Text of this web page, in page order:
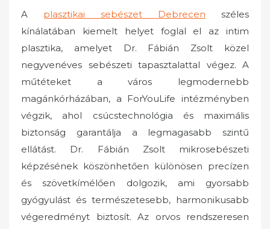
A plasztikai sebészet Debrecen széles
kínálatában kiemelt helyet foglal el az intim
plasztika, amelyet Dr. Fábián Zsolt közel
negyvenéves sebészeti tapasztalattal végez. A
műtéteket a város legmodernebb
magánkórházában, a ForYouLife intézményben
végzik, ahol csúcstechnológia és maximális
biztonság garantálja a legmagasabb szintű
ellátást. Dr. Fábián Zsolt mikrosebészeti
képzésének köszönhetően különösen precízen
és szövetkímélően dolgozik, ami gyorsabb
gyógyulást és természetesebb, harmonikusabb
végeredményt biztosít. Az orvos rendszeresen